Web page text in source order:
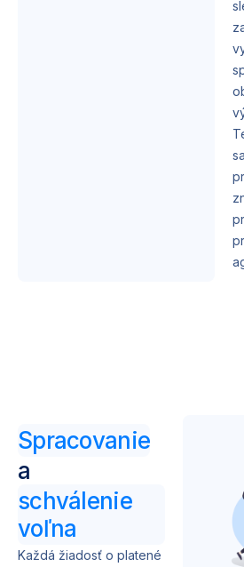
Spracovanie
a
schválenie
voľna
Každá žiadosť o platené